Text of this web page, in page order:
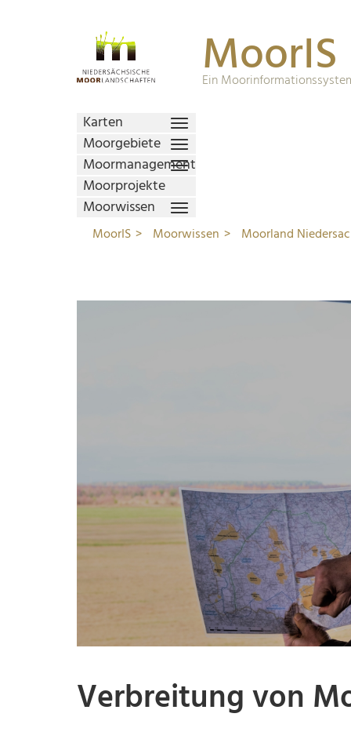
MoorIS
Ein
Karten
Moorgebiete
Moormanagement
Moorprojekte
Moorwissen
MoorIS Moorwissen Moorland
Verbreitung von